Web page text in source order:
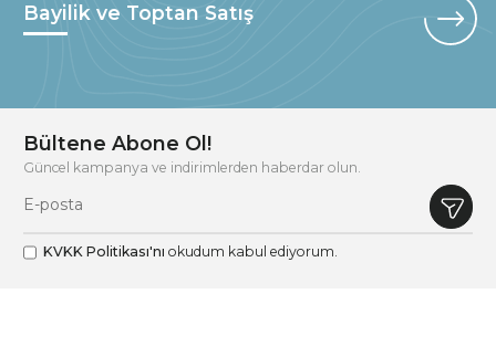
Bayilik ve Toptan Satış
Bültene Abone Ol!
Güncel kampanya ve indirimlerden haberdar olun.
KVKK Politikası'nı okudum kabul ediyorum.